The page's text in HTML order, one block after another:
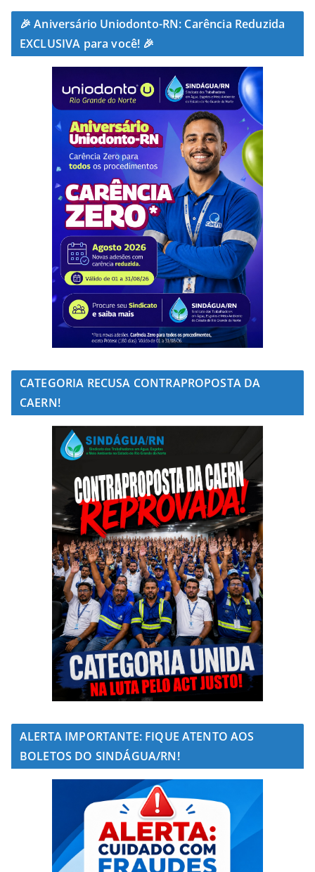
🎉 Aniversário Uniodonto-RN: Carência Reduzida
EXCLUSIVA para você! 🎉
CATEGORIA RECUSA CONTRAPROPOSTA DA
CAERN!
ALERTA IMPORTANTE: FIQUE ATENTO AOS
BOLETOS DO SINDÁGUA/RN!